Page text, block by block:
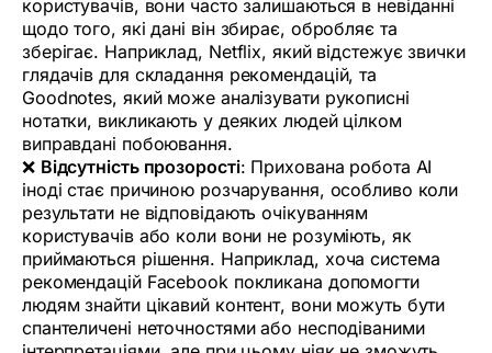
користувачів, вони часто залишаються в невіданні
щодо того, які дані він збирає, обробляє та
зберігає. Наприклад, Netflix, який відстежує звички
глядачів для складання рекомендацій, та
Goodnotes, який може аналізувати рукописні
нотатки, викликають у деяких людей цілком
виправдані побоювання.
❌ Відсутність прозорості: Прихована робота AI
іноді стає причиною розчарування, особливо коли
результати не відповідають очікуванням
користувачів або коли вони не розуміють, як
приймаються рішення. Наприклад, хоча система
рекомендацій Facebook покликана допомогти
людям знайти цікавий контент, вони можуть бути
спантеличені неточностями або несподіваними